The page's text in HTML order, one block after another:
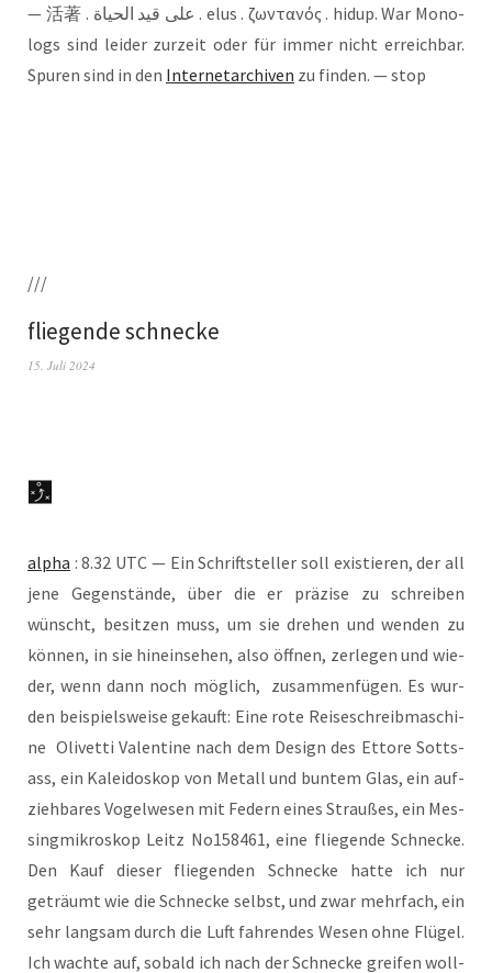
— 活著 . على قيد الحياة . elus . ζωντανός . hidup. War Mono­
logs sind lei­der zur­zeit oder für immer nicht erreich­bar.
Spu­ren sind in den Inter­net­ar­chi­ven zu fin­den. — stop
///
fliegende schnecke
15. Juli 2024
alpha : 8.32 UTC — Ein Schrift­stel­ler soll exis­tie­ren, der all
jene Gegen­stän­de, über die er prä­zi­se zu schrei­ben
wünscht, besit­zen muss, um sie dre­hen und wen­den zu
kön­nen, in sie hin­ein­se­hen, also öff­nen, zer­le­gen und wie­
der, wenn dann noch mög­lich, zusam­men­fü­gen. Es wur­
den bei­spiels­wei­se gekauft: Eine rote Rei­se­schreib­ma­schi­
ne Oli­vet­ti Valen­ti­ne nach dem Design des Etto­re Sott­s­
ass, ein Kalei­do­skop von Metall und bun­tem Glas, ein auf­
zieh­ba­res Vogel­we­sen mit Federn eines Strau­ßes, ein Mes­
sing­mi­kro­skop Leitz No158461, eine flie­gen­de Schne­cke.
Den Kauf die­ser flie­gen­den Schne­cke hat­te ich nur
geträumt wie die Schne­cke selbst, und zwar mehr­fach, ein
sehr lang­sam durch die Luft fah­ren­des Wesen ohne Flü­gel.
Ich wach­te auf, sobald ich nach der Schne­cke grei­fen woll­